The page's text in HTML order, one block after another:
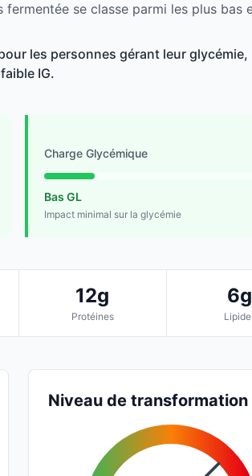
se classe parmi les plus bas
les personnes gérant leur glycémie,
IG.
Charge Glycémique
Bas GL
Impact minimal sur la glycémie
12g
Protéines
6g
Niveau de transformation